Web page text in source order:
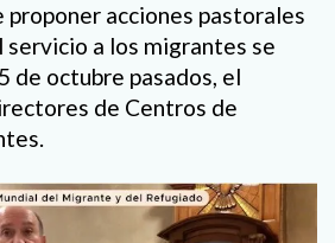
acciones pastorales
a los migrantes se
de octubre pasados, el
de Centros de